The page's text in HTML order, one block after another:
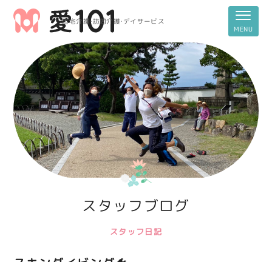
居宅介護・訪問介護・デイサービス
スタッフブログ
スタッフ日記